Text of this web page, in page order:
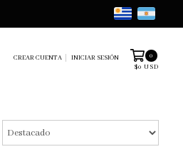
CREAR CUENTA INICIAR SESIÓN
0
$0 USD